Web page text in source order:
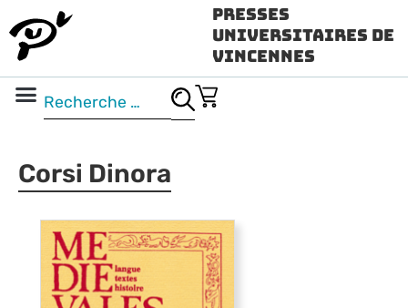
Presses
Universitaires de
Vincennes
Corsi Dinora